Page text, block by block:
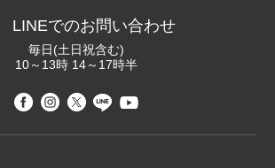
LINEでのお問い合わせ
毎日(土日祝含む)
10～13時 14～17時半